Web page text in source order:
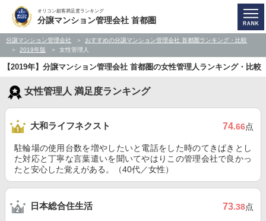
オリコン顧客満足度ランキング
分譲マンション管理会社 首都圏
分譲マンション管理会社
おすすめの分譲マンション管理会社 首都圏ランキング・比較
2019年版
女性管理人
【2019年】分譲マンション管理会社 首都圏の女性管理人ランキング・比較
女性管理人 満足度ランキング
大和ライフネクスト 74.66点
駐輪場の使用台数を増やしたいと電話をした時のてきぱきとし
た対応と丁寧な言葉遣いを聞いてやはりこの管理会社で良かっ
たと安心した覚えがある。（40代／女性）
日本総合住生活 73.38点